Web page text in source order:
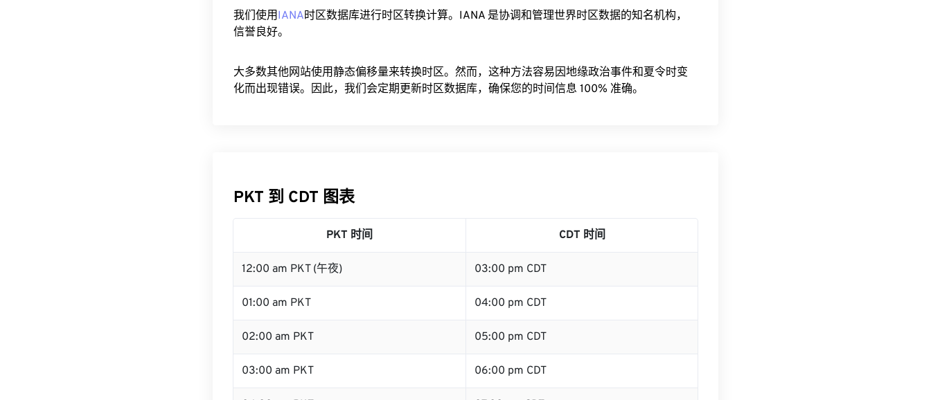
我们使用IANA时区数据库进行时区转换计算。IANA 是协调和管理世界时区数据的知名机构，
信誉良好。
大多数其他网站使用静态偏移量来转换时区。然而，这种方法容易因地缘政治事件和夏令时变
化而出现错误。因此，我们会定期更新时区数据库，确保您的时间信息 100% 准确。
PKT 到 CDT 图表
PKT 时间 CDT 时间
12:00 am PKT (午夜) 03:00 pm CDT
01:00 am PKT 04:00 pm CDT
02:00 am PKT 05:00 pm CDT
03:00 am PKT 06:00 pm CDT